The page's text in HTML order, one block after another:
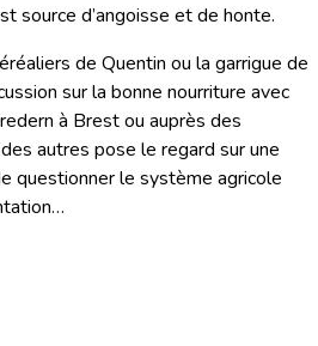
source d’angoisse et de honte.
de Quentin ou la garrigue de
sur la bonne nourriture avec
à Brest ou auprès des
autres pose le regard sur une
questionner le système agricole